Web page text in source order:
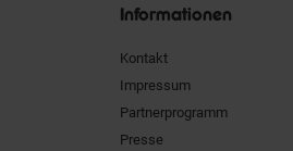
Informationen
Kontakt
Impressum
Partnerprogramm
Presse